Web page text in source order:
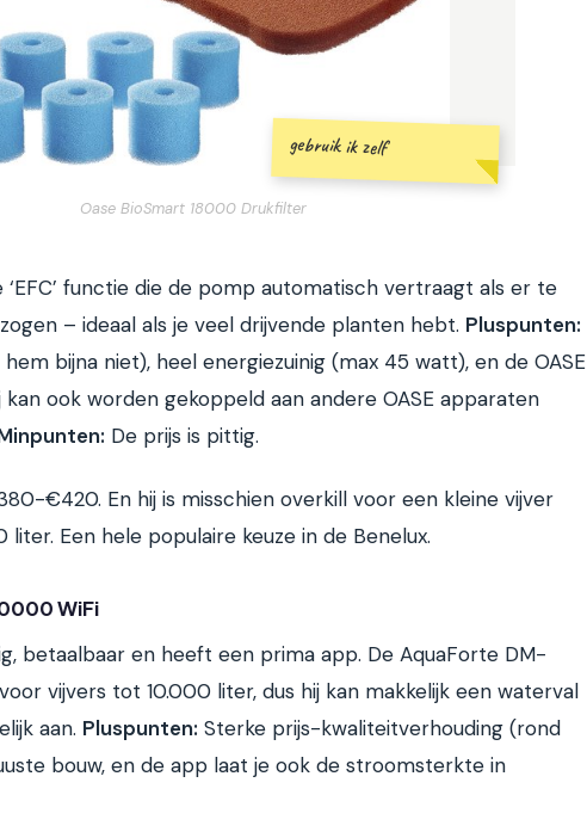
gebruik ik zelf
Oase BioSmart 18000 Drukfilter
‘EFC’ functie die de pomp automatisch vertraagt als er te
– ideaal als je veel drijvende planten hebt. Pluspunten:
bijna niet), heel energiezuinig (max 45 watt), en de OASE
kan ook worden gekoppeld aan andere OASE apparaten
De prijs is pittig.
€420. En hij is misschien overkill voor een kleine vijver
Een hele populaire keuze in de Benelux.
WiFi
betaalbaar en heeft een prima app. De AquaForte DM-
vijvers tot 10.000 liter, dus hij kan makkelijk een waterval
aan. Pluspunten: Sterke prijs-kwaliteitverhouding (rond
bouw, en de app laat je ook de stroomsterkte in